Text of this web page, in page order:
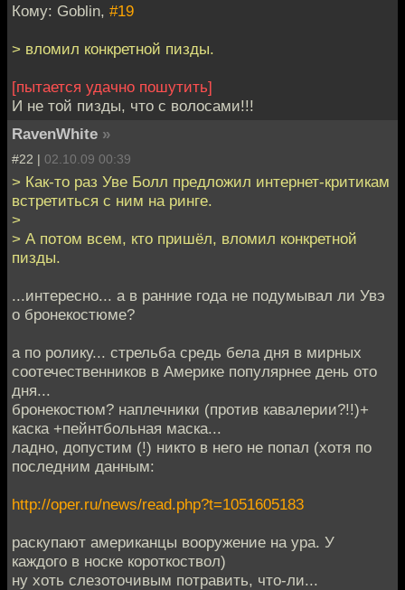
Кому: Goblin, #19
> вломил конкретной пизды.
[пытается удачно пошутить]
И не той пизды, что с волосами!!!
RavenWhite »
#22 | 02.10.09 00:39
> Как-то раз Уве Болл предложил интернет-критикам
встретиться с ним на ринге.
>
> А потом всем, кто пришёл, вломил конкретной
пизды.
...интересно... а в ранние года не подумывал ли Увэ
о бронекостюме?
а по ролику... стрельба средь бела дня в мирных
соотечественников в Америке популярнее день ото
дня...
бронекостюм? наплечники (против кавалерии?!!)+
каска +пейнтбольная маска...
ладно, допустим (!) никто в него не попал (хотя по
последним данным:
http://oper.ru/news/read.php?t=1051605183
раскупают американцы вооружение на ура. У
каждого в носке короткоствол)
ну хоть слезоточивым потравить, что-ли...